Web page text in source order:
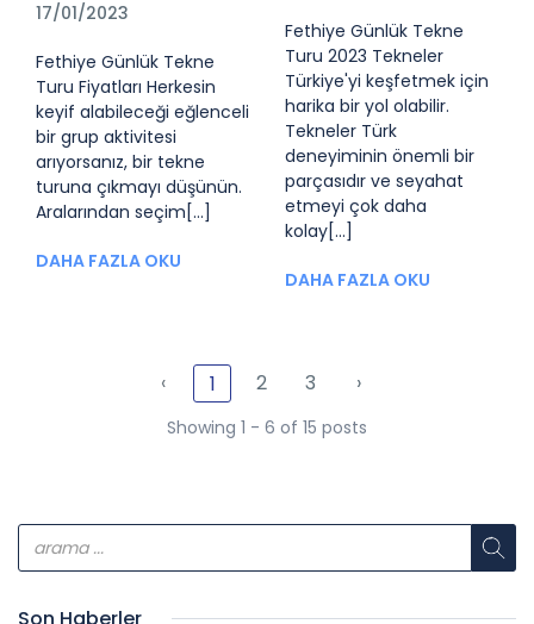
17/01/2023
Fethiye Günlük Tekne
Turu Fiyatları Herkesin
keyif alabileceği eğlenceli
bir grup aktivitesi
arıyorsanız, bir tekne
turuna çıkmayı düşünün.
Aralarından seçim[...]
DAHA FAZLA OKU
Fethiye Günlük Tekne
Turu 2023 Tekneler
Türkiye'yi keşfetmek için
harika bir yol olabilir.
Tekneler Türk
deneyiminin önemli bir
parçasıdır ve seyahat
etmeyi çok daha
kolay[...]
DAHA FAZLA OKU
‹ 1 2 3 ›
Showing 1 - 6 of 15 posts